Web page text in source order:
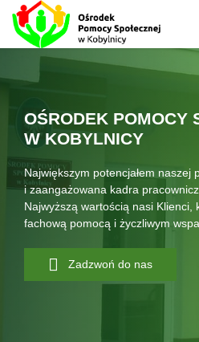
OŚRODEK POMOCY
W KOBYLNICY
Największym potencjałem naszej
i zaangażowana kadra
Najwyższą wartością nasi Klienci,
fachową pomocą i życzliwym
Zadzwoń do nas